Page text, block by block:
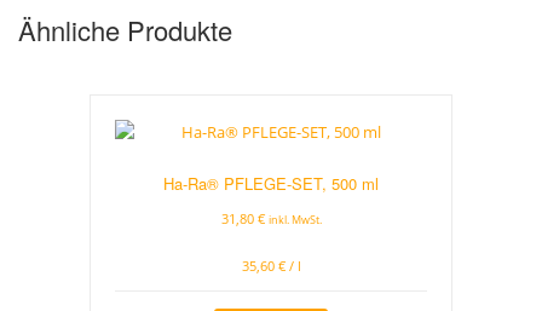
Ähnliche Produkte
Ha-Ra® PFLEGE-SET, 500 ml
31,80 € inkl. MwSt.
35,60 €/ l